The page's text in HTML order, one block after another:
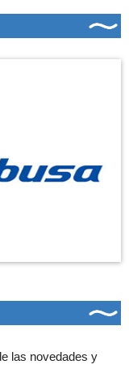
las novedades y